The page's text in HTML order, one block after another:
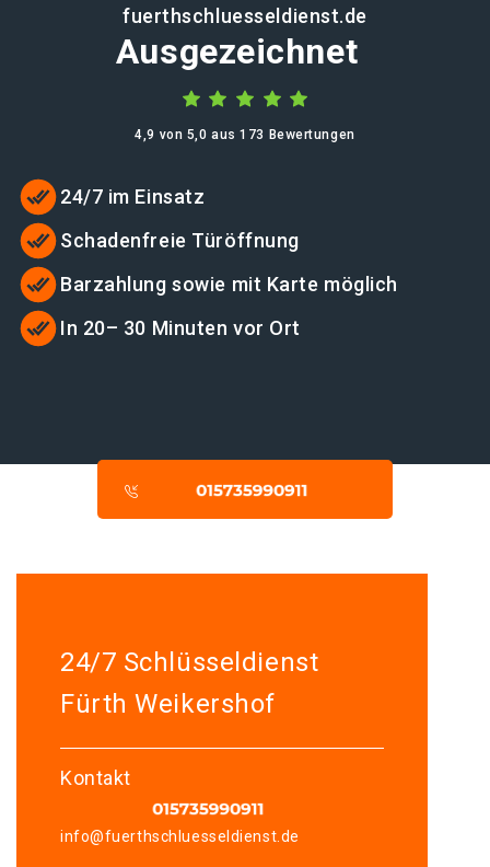
fuerthschluesseldienst.de
Ausgezeichnet
4,9 von 5,0 aus 173 Bewertungen
24/7 im Einsatz
Schadenfreie Türöffnung
Barzahlung sowie mit Karte möglich
In 20– 30 Minuten vor Ort
24/7 Schlüsseldienst
Fürth Weikershof
Kontakt
info@fuerthschluesseldienst.de